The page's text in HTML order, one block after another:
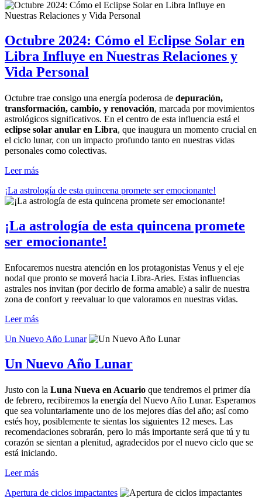
Octubre 2024: Cómo el Eclipse Solar en
Libra Influye en Nuestras Relaciones y
Vida Personal
Octubre trae consigo una energía poderosa de depuración,
transformación, cambio, y renovación, marcada por movimientos
astrológicos significativos. En el centro de esta influencia está el
eclipse solar anular en Libra, que inaugura un momento crucial en
el ciclo lunar, con un impacto profundo tanto en nuestras vidas
personales como colectivas.
Leer más
¡La astrología de esta quincena promete ser emocionante!
¡La astrología de esta quincena promete
ser emocionante!
Enfocaremos nuestra atención en los protagonistas Venus y el eje
nodal que pronto se moverá hacia Libra-Aries. Estas influencias
astrales nos invitan (por decirlo de forma amable) a salir de nuestra
zona de confort y reevaluar lo que valoramos en nuestras vidas.
Leer más
Un Nuevo Año Lunar
Un Nuevo Año Lunar
Justo con la Luna Nueva en Acuario que tendremos el primer día
de febrero, recibiremos la energía del Nuevo Año Lunar. Esperamos
que sea voluntariamente uno de los mejores días del año; así como
estés hoy, posiblemente te sientas los siguientes 12 meses. Las
recomendaciones sobrarán, pero lo más importante será que tú y tu
corazón se sientan a plenitud, agradecidos por el nuevo ciclo que se
está iniciando.
Leer más
Apertura de ciclos impactantes